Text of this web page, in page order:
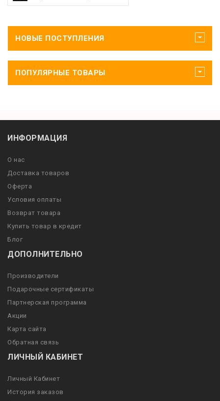
НОВЫЕ ПОСТУПЛЕНИЯ
ПОПУЛЯРНЫЕ ТОВАРЫ
ИНФОРМАЦИЯ
О нас
Доставка товаров
Оферта
Условия оплаты
Возврат товара
Купить товар в кредит
Блог
ДОПОЛНИТЕЛЬНО
Производители
Подарочные сертификаты
Партнерская программа
Акции
Карта сайта
Обратная связь
ЛИЧНЫЙ КАБИНЕТ
Личный Кабинет
История заказов